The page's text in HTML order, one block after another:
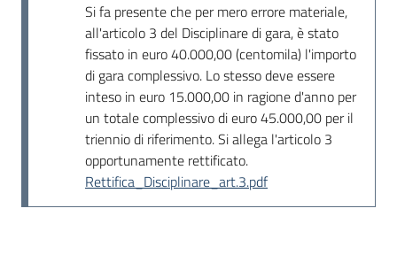
Si fa presente che per mero errore materiale,
all'articolo 3 del Disciplinare di gara, è stato
fissato in euro 40.000,00 (centomila) l'importo
di gara complessivo. Lo stesso deve essere
inteso in euro 15.000,00 in ragione d'anno per
un totale complessivo di euro 45.000,00 per il
triennio di riferimento. Si allega l'articolo 3
opportunamente rettificato.
Rettifica_Disciplinare_art.3.pdf